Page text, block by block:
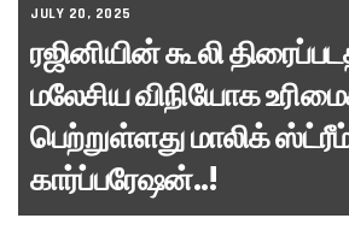
JULY 20, 2025
ரஜினியின் கூலி
மலேசிய விநியோக
பெற்றுள்ளது மாலிக்
கார்ப்பரேஷன்..!